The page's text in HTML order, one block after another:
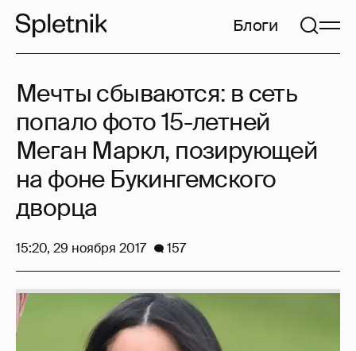
Блоги
Мечты сбываются: в сеть
попало фото 15-летней
Меган Маркл, позирующей
на фоне Букингемского
дворца
15:20, 29 ноября 2017 157